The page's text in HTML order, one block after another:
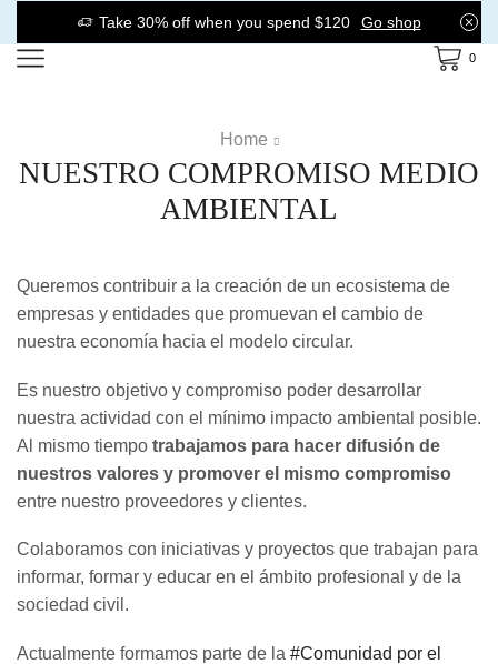
Take 30% off when you spend $120 Go shop
0
Home
NUESTRO COMPROMISO MEDIO
AMBIENTAL
Queremos contribuir a la creación de un ecosistema de
empresas y entidades que promuevan el cambio de
nuestra economía hacia el modelo circular.
Es nuestro objetivo y compromiso poder desarrollar
nuestra actividad con el mínimo impacto ambiental posible.
Al mismo tiempo trabajamos para hacer difusión de
nuestros valores y promover el mismo compromiso
entre nuestro proveedores y clientes.
Colaboramos con iniciativas y proyectos que trabajan para
informar, formar y educar en el ámbito profesional y de la
sociedad civil.
Actualmente formamos parte de la #Comunidad por el